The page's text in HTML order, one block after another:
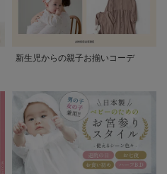
新生児からの親子お揃いコーデ